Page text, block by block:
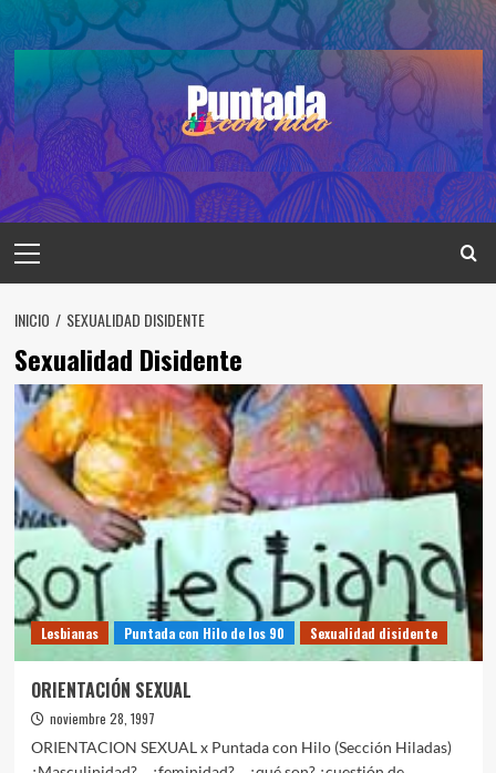
al
contenido
principal
INICIO SEXUALIDAD DISIDENTE
Sexualidad Disidente
Lesbianas Puntada con Hilo de los 90 Sexualidad disidente
ORIENTACIÓN SEXUAL
noviembre 28, 1997
ORIENTACION SEXUAL x Puntada con Hilo (Sección Hiladas)